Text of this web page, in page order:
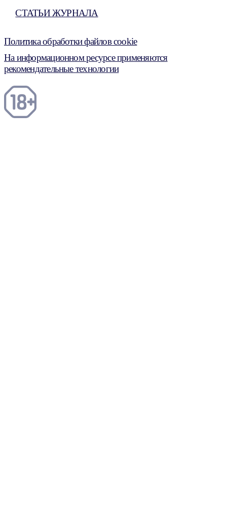
СТАТЬИ ЖУРНАЛА
Политика обработки файлов cookie
На информационном ресурсе применяются
рекомендательные технологии